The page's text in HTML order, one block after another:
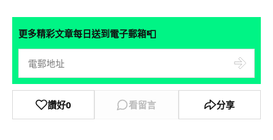
更多精彩文章每日送到電子郵箱📮
讚好0 看留言 分享